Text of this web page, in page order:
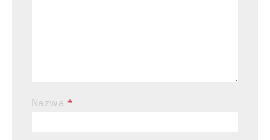
Nazwa *